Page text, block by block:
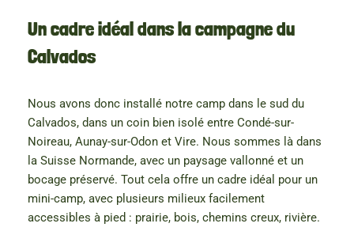
Un cadre idéal dans la campagne du
Calvados
Nous avons donc installé notre camp dans le sud du
Calvados, dans un coin bien isolé entre Condé-sur-
Noireau, Aunay-sur-Odon et Vire. Nous sommes là dans
la Suisse Normande, avec un paysage vallonné et un
bocage préservé. Tout cela offre un cadre idéal pour un
mini-camp, avec plusieurs milieux facilement
accessibles à pied : prairie, bois, chemins creux, rivière.